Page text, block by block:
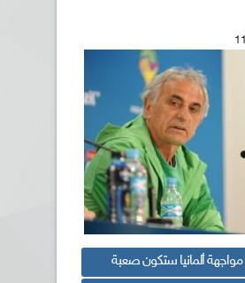
مواجهة ألمانيا ستكون صعبة